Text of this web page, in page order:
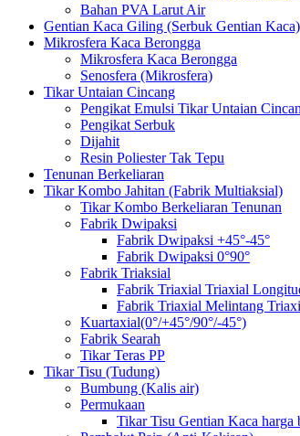
Bahan PVA Larut Air
Gentian Kaca Giling (Serbuk Gentian Kaca)
Mikrosfera Kaca Berongga
Mikrosfera Kaca Berongga
Senosfera (Mikrosfera)
Tikar Untaian Cincang
Pengikat Emulsi Tikar Untaian
Pengikat Serbuk
Dijahit
Resin Poliester Tak Tepu
Tenunan Berkeliaran
Tikar Kombo Jahitan (Fabrik Multiaksial)
Tikar Kombo Berkeliaran Tenunan
Fabrik Dwipaksi
Fabrik Dwipaksi +45°-45°
Fabrik Dwipaksi 0°90°
Fabrik Triaksial
Fabrik Triaxial Triaxial
Fabrik Triaxial Melintang
Kuartaxial(0°/+45°/90°/-45°)
Fabrik Searah
Tikar Teras PP
Tikar Tisu (Tudung)
Bumbung (Kalis air)
Permukaan
Tikar Tisu Gentian Kaca